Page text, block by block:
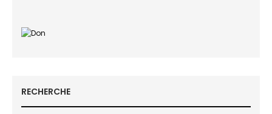
RECHERCHE